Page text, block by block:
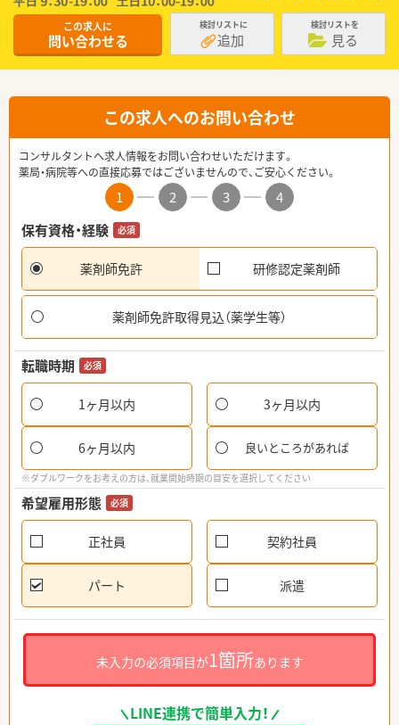
この求人に
問い合わせる
検討リストに
追加
検討リストを
見る
この求人へのお問い合わせ
コンサルタントへ求人情報をお問い合わせいただけます。
薬局・病院等への直接応募ではございませんので、ご安心ください。
1 2 3
4
保有資格・経験
必須
薬剤師免許 研修認定薬剤師
薬剤師免許取得見込（薬学生等）
転職時期 必須
1ヶ月以内 3ヶ月以内
6ヶ月以内 良いところがあれば
※ダブルワークをお考えの方は、就業開始時期の目安を選択してください
希望雇用形態 必須
正社員 契約社員
パート 派遣
未入力の必須項目が1箇所あります
LINE連携で簡単入力！